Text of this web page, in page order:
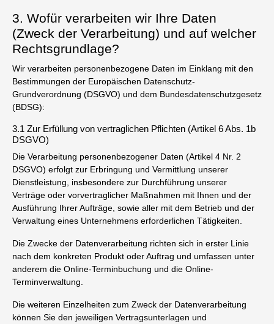
3. Wofür verarbeiten wir Ihre Daten
(Zweck der Verarbeitung) und auf welcher
Rechtsgrundlage?
Wir verarbeiten personenbezogene Daten im Einklang mit den
Bestimmungen der Europäischen Datenschutz-
Grundverordnung (DSGVO) und dem Bundesdatenschutzgesetz
(BDSG):
3.1 Zur Erfüllung von vertraglichen Pflichten (Artikel 6 Abs. 1b
DSGVO)
Die Verarbeitung personenbezogener Daten (Artikel 4 Nr. 2
DSGVO) erfolgt zur Erbringung und Vermittlung unserer
Dienstleistung, insbesondere zur Durchführung unserer
Verträge oder vorvertraglicher Maßnahmen mit Ihnen und der
Ausführung Ihrer Aufträge, sowie aller mit dem Betrieb und der
Verwaltung eines Unternehmens erforderlichen Tätigkeiten.
Die Zwecke der Datenverarbeitung richten sich in erster Linie
nach dem konkreten Produkt oder Auftrag und umfassen unter
anderem die Online-Terminbuchung und die Online-
Terminverwaltung.
Die weiteren Einzelheiten zum Zweck der Datenverarbeitung
können Sie den jeweiligen Vertragsunterlagen und